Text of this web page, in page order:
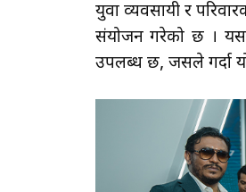
युवा व्यवसायी र
संयोजन गरेको छ । यसमा
उपलब्ध छ, जसले गर्दा